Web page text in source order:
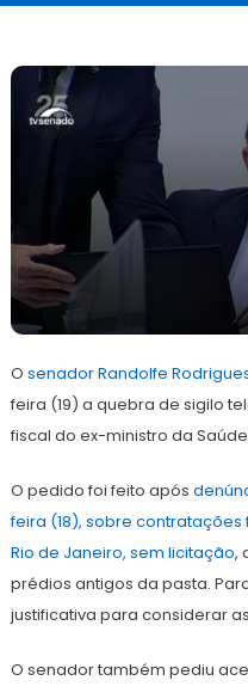
maio
de
Redação
O senadorRandolfe
feira (19) a quebra de sigilo
fiscal do ex-ministro da Saúde
O pedido foi feito após
feira (18), sobre
Rio de Janeiro, sem licitação,
prédios antigos da pasta.
justificativa para considerar
O senador também pediu